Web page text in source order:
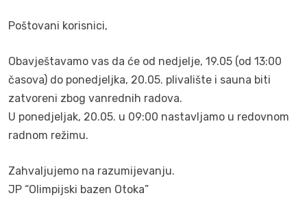
Poštovani korisnici,
Obavještavamo vas da će od nedjelje, 19.05 (od 13:00
časova) do ponedjeljka, 20.05. plivalište i sauna biti
zatvoreni zbog vanrednih radova.
U ponedjeljak, 20.05. u 09:00 nastavljamo u redovnom
radnom režimu.
Zahvaljujemo na razumijevanju.
JP “Olimpijski bazen Otoka”